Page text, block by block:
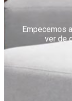
Empecemos
ver de